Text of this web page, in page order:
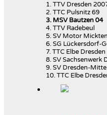
1. TTV Dresden
2. TTC Pulsnitz 69
3. MSV Bautzen 04
4. TTV Radebeul
5. SV Motor
6. SG Lückersdorf-
7. TTC Elbe Dresden
8. SV Sachsenwerk
9. SV Dresden-
10. TTC Elbe